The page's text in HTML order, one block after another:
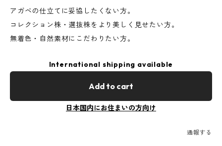
アガベの仕立てに妥協したくない方。
コレクション株・選抜株をより美しく見せたい方。
無着色・自然素材にこだわりたい方。
International shipping available
Add to cart
日本国内にお住まいの方向け
通報する